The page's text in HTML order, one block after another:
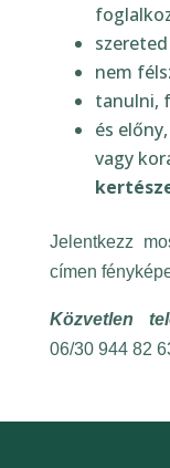
szereted
nem
tanulni,
és
vagy
Jelentkezz
címen
Közvetlen
06/30 944 82